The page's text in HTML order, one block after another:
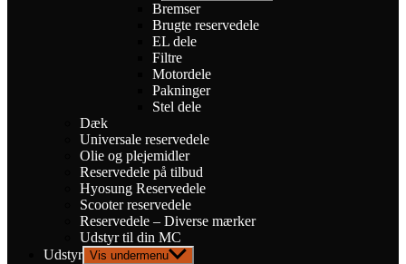
Bremser
Brugte reservedele
EL dele
Filtre
Motordele
Pakninger
Stel dele
Dæk
Universale reservedele
Olie og plejemidler
Reservedele på tilbud
Hyosung Reservedele
Scooter reservedele
Reservedele – Diverse mærker
Udstyr til din MC
Udstyr Vis undermenu